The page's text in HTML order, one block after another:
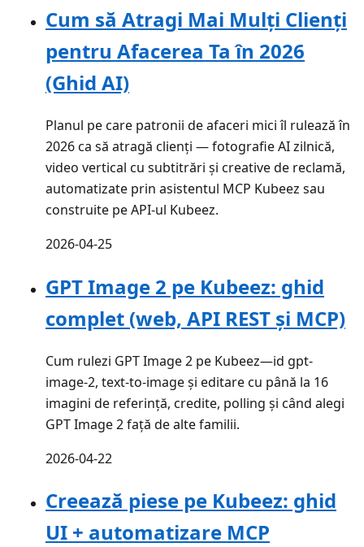
Cum să Atragi Mai Mulți Clienți
pentru Afacerea Ta în 2026
(Ghid AI)
Planul pe care patronii de afaceri mici îl rulează în
2026 ca să atragă clienți — fotografie AI zilnică,
video vertical cu subtitrări și creative de reclamă,
automatizate prin asistentul MCP Kubeez sau
construite pe API-ul Kubeez.
2026-04-25
GPT Image 2 pe Kubeez: ghid
complet (web, API REST și MCP)
Cum rulezi GPT Image 2 pe Kubeez—id gpt-
image-2, text-to-image și editare cu până la 16
imagini de referință, credite, polling și când alegi
GPT Image 2 față de alte familii.
2026-04-22
Creează piese pe Kubeez: ghid
UI + automatizare MCP